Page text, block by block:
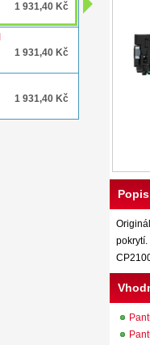
1 931,40 Kč
1 931,40 Kč
1 931,40 Kč
pokrytí.